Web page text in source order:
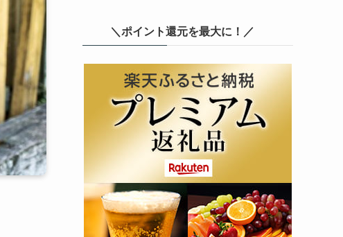
＼ポイント還元を最大に！／